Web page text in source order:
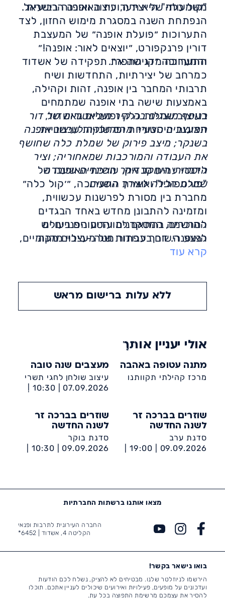
משמעותי של יצירה, עיצוב ואופנה בישראל.
"קול כלה" היא תערוכת האופנה הרביעית
הנפתחת השנה במסגרת מימוש החזון, לצד
התערוכות ״פועלת אופנה״ של המעצבת
דורין פרנקפורט, ״יוצאים לאור: אופנה!״
והתערוכה ״קו התפר״.
התערוכה מדגישה את תפקידה של אשדוד
כמרחב של יצירתיות, התחדשות ושיח
תרבותי המחבר בין אופנה, זהות וקהילה,
באמצעות שישה בתי אופנה שמתמחים
בעיצוב שמלות כלה ופועלים באשדוד,
תצוגות היסטוריות ופרשנויות עכשוויות.
בנוסף מוצגים בה קיר מיניאטורות של דור
המעצבים הצעיר מהמחלקה לעיצוב אופנה
בשנקר; מיצב פירוק של שמלת כלה שחושף
את העבודה והמורכבות שמאחוריה; וציר
היסטורי העוקב אחר השינויים שעברה
שמלת הכלה לאורך השנים.
לדברי עמית סנדיק, עורכת האופנה של
"פורטפוליו" ואוצרת התערוכה, ״׳קול כלה״
מחברת בין מסורת לפרשנות עכשווית,
ומזמינה להתבונן מחדש באחד הבגדים
המוכרים, המסקרנים והטעונים בעולם
האופנה. דרך עבודות של מעצבים מקומיים,
תצוגות היסטוריות ופרשנויות עכשוויות,
חדשה על שמלת הכלה ועל המשמעויות
התרבותיות, החברתיות והאישיות שהיא
להרשמה בהתאם למועדים הפנויים יש
לבצע רישום בכפתור מטה -בילוי מהנה
קרא עוד
ללא עלות ברישום מראש
אולי יעניין אותך
מתנה עטופה באהבה
מרכז קהילתי תקוותנו
מעצבים שנה טובה
עיצוב שולחן לחגי תשרי
07.09.2026 |
10:30 |
שוזרים בברכה זר
לשנה החדשה
סדנת ערב
09.09.2026 |
19:00 |
שוזרים בברכה זר
לשנה החדשה
סדנת בוקר
09.09.2026 |
10:30 |
מצאו אותנו ברשתות החברתיות
החברה העירונית לתרבות ופנאי
הקליטה 4, אשדוד |
6452*
בואו נישאר בקשר!
הירשמו לניוזלטר שלנו. מבטיחים לא להציק, נשלח לכם הודעות
ועדכונים על מופעים, פעילויות ואירועים שיכולים לעניין אתכם. תוכלו
להסיר את עצמכם מרשימת התפוצה בכל עת.